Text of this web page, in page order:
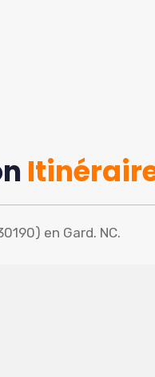
en Gard. NC.